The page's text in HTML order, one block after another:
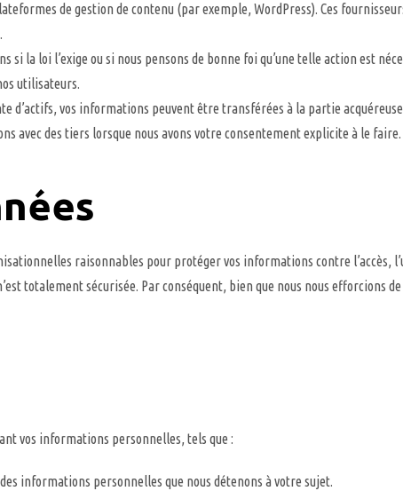
de gestion de contenu (par exemple, WordPress). Ces
si la loi l’exige ou si nous pensons de bonne foi qu’une telle action est
utilisateurs.
d’actifs, vos informations peuvent être transférées à la partie
avec des tiers lorsque nous avons votre consentement explicite à le faire.
raisonnables pour protéger vos informations contre l’accès,
totalement sécurisée. Par conséquent, bien que nous nous efforcions
vos informations personnelles, tels que :
informations personnelles que nous détenons à votre sujet.